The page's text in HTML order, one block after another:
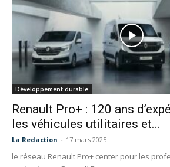
Développement durable
Renault Pro+ : 120 ans
les véhicules utilitaires et...
La Redaction - 17 mars 2025
le réseau Renault Pro+ center pour les